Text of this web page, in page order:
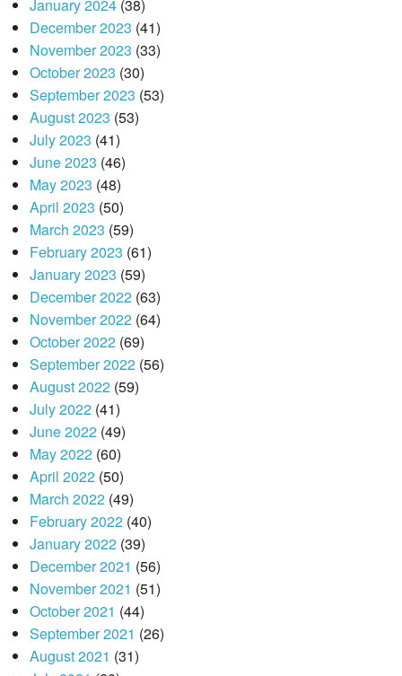
January 2024(38)
December 2023 (41)
November 2023 (33)
October 2023 (30)
September 2023 (53)
August 2023 (53)
July 2023 (41)
June 2023 (46)
May 2023 (48)
April 2023 (50)
March 2023 (59)
February 2023 (61)
January 2023 (59)
December 2022(63)
November 2022(64)
October 2022(69)
September 2022(56)
August 2022(59)
July 2022(41)
June 2022(49)
May 2022(60)
April 2022(50)
March 2022(49)
February 2022(40)
January 2022(39)
December 2021 (56)
November 2021 (51)
October 2021 (44)
September 2021 (26)
August 2021 (31)